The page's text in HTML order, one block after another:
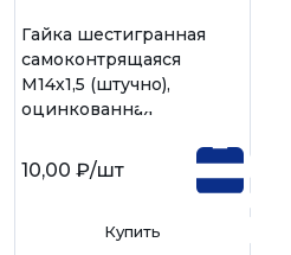
Гайка шестигранная
самоконтрящаяся
М14х1,5 (штучно),
оцинкованная
10,00 ₽/шт
Купить